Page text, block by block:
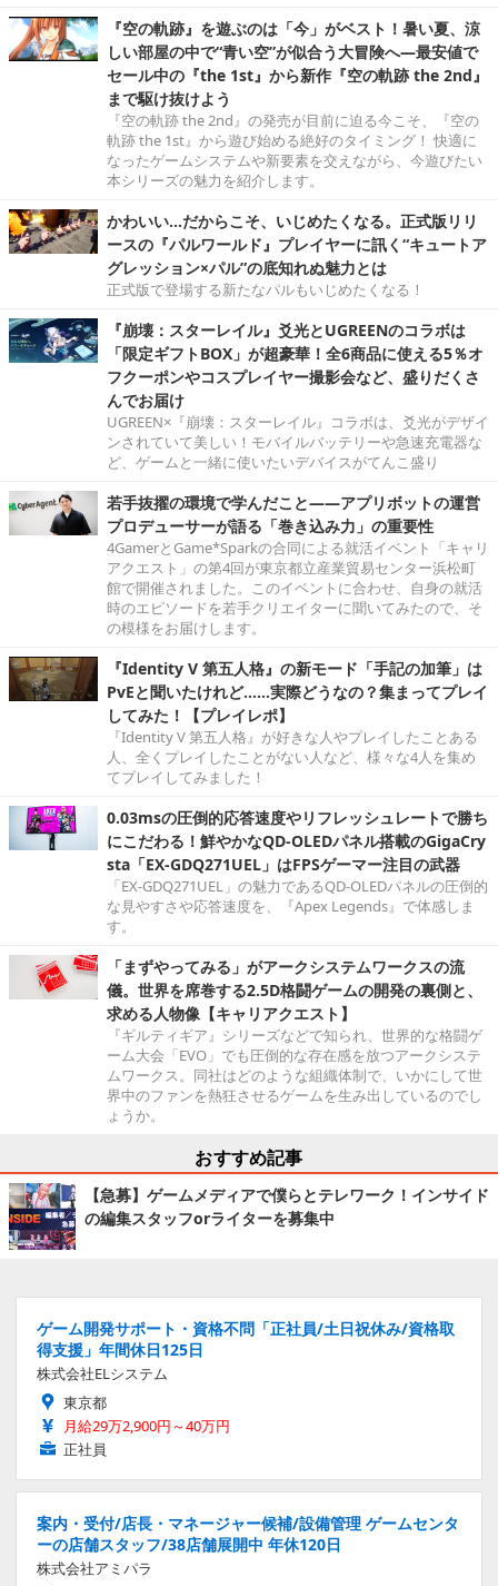
『空の軌跡』を遊ぶのは「今」がベスト！暑い夏、涼
しい部屋の中で“青い空”が似合う大冒険へ―最安値で
セール中の『the 1st』から新作『空の軌跡 the 2nd』
まで駆け抜けよう
『空の軌跡 the 2nd』の発売が目前に迫る今こそ、『空の
軌跡 the 1st』から遊び始める絶好のタイミング！ 快適に
なったゲームシステムや新要素を交えながら、今遊びたい
本シリーズの魅力を紹介します。
かわいい…だからこそ、いじめたくなる。正式版リリ
ースの『パルワールド』プレイヤーに訊く“キュートア
グレッション×パル”の底知れぬ魅力とは
正式版で登場する新たなパルもいじめたくなる！
『崩壊：スターレイル』爻光とUGREENのコラボは
「限定ギフトBOX」が超豪華！全6商品に使える5％オ
フクーポンやコスプレイヤー撮影会など、盛りだくさ
んでお届け
UGREEN×『崩壊：スターレイル』コラボは、爻光がデザイ
ンされていて美しい！モバイルバッテリーや急速充電器な
ど、ゲームと一緒に使いたいデバイスがてんこ盛り
若手抜擢の環境で学んだこと――アプリボットの運営
プロデューサーが語る「巻き込み力」の重要性
4GamerとGame*Sparkの合同による就活イベント「キャリ
アクエスト」の第4回が東京都立産業貿易センター浜松町
館で開催されました。このイベントに合わせ、自身の就活
時のエピソードを若手クリエイターに聞いてみたので、そ
の模様をお届けします。
『Identity V 第五人格』の新モード「手記の加筆」は
PvEと聞いたけれど……実際どうなの？集まってプレイ
してみた！【プレイレポ】
『Identity V 第五人格』が好きな人やプレイしたことある
人、全くプレイしたことがない人など、様々な4人を集め
てプレイしてみました！
0.03msの圧倒的応答速度やリフレッシュレートで勝ち
にこだわる！鮮やかなQD-OLEDパネル搭載のGigaCry
sta「EX-GDQ271UEL」はFPSゲーマー注目の武器
「EX-GDQ271UEL」の魅力であるQD-OLEDパネルの圧倒的
な見やすさや応答速度を、『Apex Legends』で体感しま
す。
「まずやってみる」がアークシステムワークスの流
儀。世界を席巻する2.5D格闘ゲームの開発の裏側と、
求める人物像【キャリアクエスト】
『ギルティギア』シリーズなどで知られ、世界的な格闘ゲ
ーム大会「EVO」でも圧倒的な存在感を放つアークシステ
ムワークス。同社はどのような組織体制で、いかにして世
界中のファンを熱狂させるゲームを生み出しているのでし
ょうか。
おすすめ記事
【急募】ゲームメディアで僕らとテレワーク！インサイド
の編集スタッフorライターを募集中
ゲーム開発サポート・資格不問「正社員/土日祝休み/資格取
得支援」年間休日125日
株式会社ELシステム
東京都
月給29万2,900円～40万円
正社員
案内・受付/店長・マネージャー候補/設備管理 ゲームセンタ
ーの店舗スタッフ/38店舗展開中 年休120日
株式会社アミパラ